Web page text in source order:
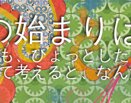
始まり
、ひょっとし
考えると、な